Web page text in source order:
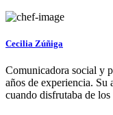
Cecilia Zúñiga
Comunicadora social y
años de experiencia. Su
cuando disfrutaba de